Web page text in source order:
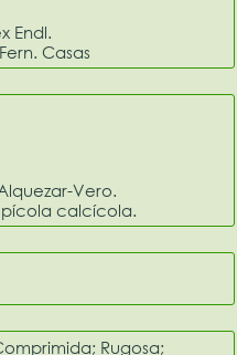
Endl.
Fern. Casas
Vero.
calcícola.
Rugosa;